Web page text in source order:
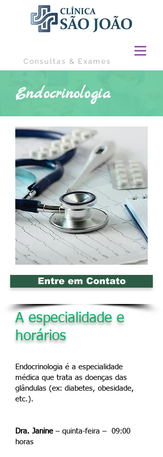
Consultas & Exames
Endocrinologia
Entre em Contato
A especialidade e
horários
Endocrinologia é a especialidade
médica que trata as doenças das
glândulas (ex: diabetes, obesidade,
etc.).
Dra. Janine – quinta-feira – 09:00
horas